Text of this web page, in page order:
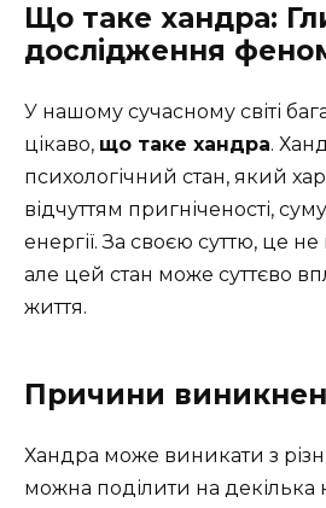
Що таке хандра:
дослідження
У нашому сучасному світі
цікаво, що таке хандра.
психологічний стан, який
відчуттям пригніченості, суму
енергії. За своєю суттю, це не
але цей стан може суттєво
життя.
Причини
Хандра може виникати з
можна поділити на декілька